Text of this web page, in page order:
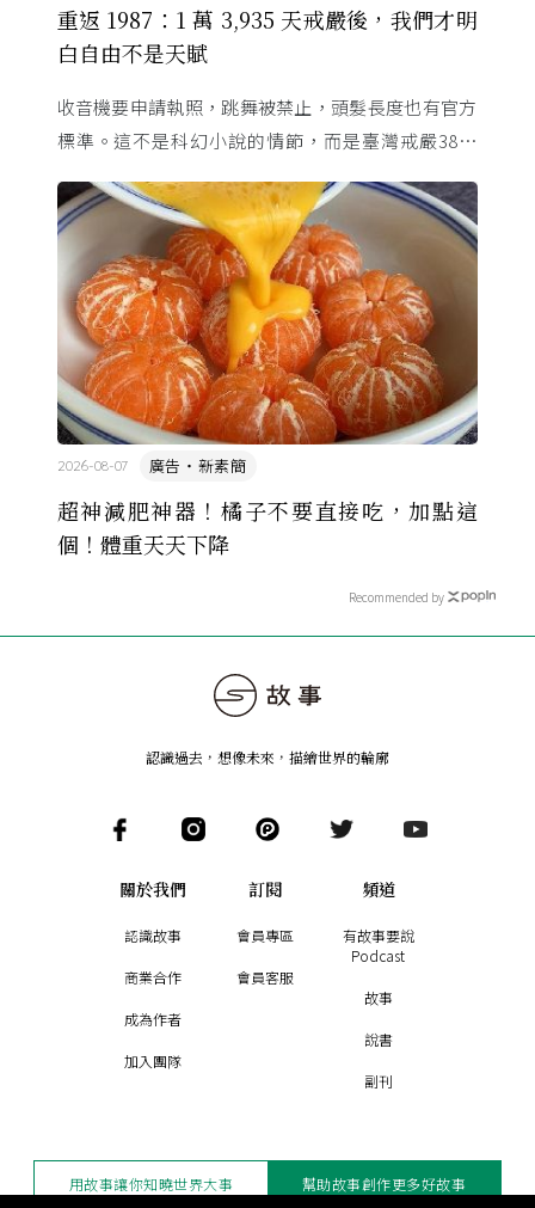
重返 1987：1 萬 3,935 天戒嚴後，我們才明
白自由不是天賦
收音機要申請執照，跳舞被禁止，頭髮長度也有官方
標準。這不是科幻小說的情節，而是臺灣戒嚴38年
嚴令，這段歷 ...
超神減肥神器！橘子不要直接吃，加點這
個！體重天天下降
廣告・新素簡
2026-08-07
Recommended by
認識過去，想像未來 ， 描繪世界的輪廓
關於我們
認識故事
商業合作
成為作者
加入團隊
訂閱
會員專區
會員客服
頻道
有故事要說
Podcast
故事
說書
副刊
用故事讓你知曉世界大事 幫助故事創作更多好故事